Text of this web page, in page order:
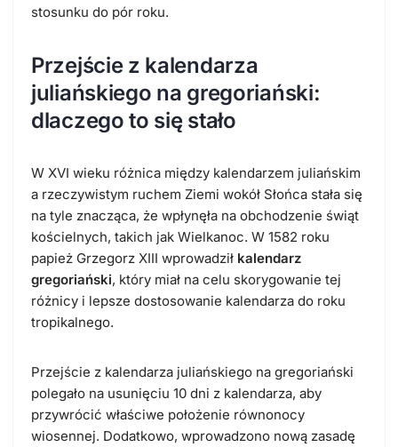
stosunku do pór roku.
Przejście z kalendarza
juliańskiego na gregoriański:
dlaczego to się stało
W XVI wieku różnica między kalendarzem juliańskim
a rzeczywistym ruchem Ziemi wokół Słońca stała się
na tyle znacząca, że wpłynęła na obchodzenie świąt
kościelnych, takich jak Wielkanoc. W 1582 roku
papież Grzegorz XIII wprowadził kalendarz
gregoriański, który miał na celu skorygowanie tej
różnicy i lepsze dostosowanie kalendarza do roku
tropikalnego.
Przejście z kalendarza juliańskiego na gregoriański
polegało na usunięciu 10 dni z kalendarza, aby
przywrócić właściwe położenie równonocy
wiosennej. Dodatkowo, wprowadzono nową zasadę